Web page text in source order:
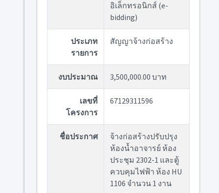
อิเล็กทรอนิกส์ (e-
bidding)
ประเภท
รายการ
สัญญาจ้างก่อสร้าง
งบประมาณ 3,500,000.00 บาท
เลขที่
โครงการ
67129311596
ชื่อประกาศ
จ้างก่อสร้างปรับปรุง
ห้องน้ำอาจารย์ ห้อง
ประชุม 2302-1 และตู้
ควบคุมไฟฟ้า ห้อง HU
1106 จำนวน 1 งาน